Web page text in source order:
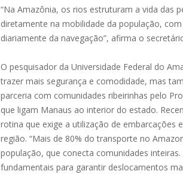
“Na Amazônia, os rios estruturam a vida das
diretamente na mobilidade da população,
diariamente da navegação”, afirma o
O pesquisador da Universidade Federal do
trazer mais segurança e comodidade, mas
parceria com comunidades ribeirinhas pelo
que ligam Manaus ao interior do estado.
rotina que exige a utilização de
região. “Mais de 80% do transporte no
população, que conecta comunidades
fundamentais para garantir deslocamentos